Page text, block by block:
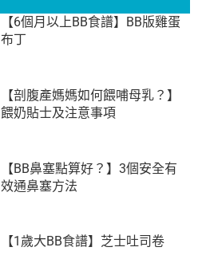
【6個月以上BB食譜】BB版雞蛋
布丁
【剖腹產媽媽如何餵哺母乳？】
餵奶貼士及注意事項
【BB鼻塞點算好？】3個安全有
效通鼻塞方法
【1歲大BB食譜】芝士吐司卷